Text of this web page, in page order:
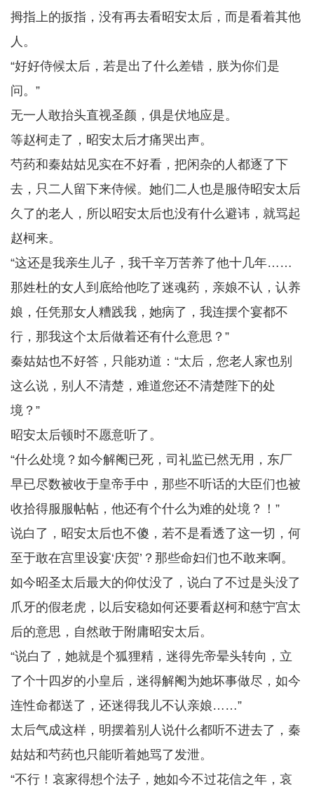
拇指上的扳指，没有再去看昭安太后，而是看着其他
人。
“好好侍候太后，若是出了什么差错，朕为你们是
问。”
无一人敢抬头直视圣颜，俱是伏地应是。
等赵柯走了，昭安太后才痛哭出声。
芍药和秦姑姑见实在不好看，把闲杂的人都逐了下
去，只二人留下来侍候。她们二人也是服侍昭安太后
久了的老人，所以昭安太后也没有什么避讳，就骂起
赵柯来。
“这还是我亲生儿子，我千辛万苦养了他十几年……
那姓杜的女人到底给他吃了迷魂药，亲娘不认，认养
娘，任凭那女人糟践我，她病了，我连摆个宴都不
行，那我这个太后做着还有什么意思？”
秦姑姑也不好答，只能劝道：“太后，您老人家也别
这么说，别人不清楚，难道您还不清楚陛下的处
境？”
昭安太后顿时不愿意听了。
“什么处境？如今解阉已死，司礼监已然无用，东厂
早已尽数被收于皇帝手中，那些不听话的大臣们也被
收拾得服服帖帖，他还有个什么为难的处境？！”
说白了，昭安太后也不傻，若不是看透了这一切，何
至于敢在宫里设宴‘庆贺’？那些命妇们也不敢来啊。
如今昭圣太后最大的仰仗没了，说白了不过是头没了
爪牙的假老虎，以后安稳如何还要看赵柯和慈宁宫太
后的意思，自然敢于附庸昭安太后。
“说白了，她就是个狐狸精，迷得先帝晕头转向，立
了个十四岁的小皇后，迷得解阉为她坏事做尽，如今
连性命都送了，还迷得我儿不认亲娘……”
太后气成这样，明摆着别人说什么都听不进去了，秦
姑姑和芍药也只能听着她骂了发泄。
“不行！哀家得想个法子，她如今不过花信之年，哀